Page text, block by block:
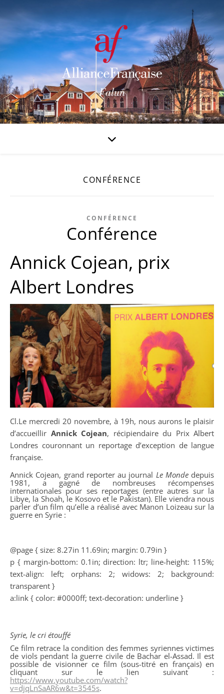
CONFÉRENCE
CONFÉRENCE
Conférence
Annick Cojean, prix
Albert Londres
Cl.Le mercredi 20 novembre, à 19h, nous aurons le plaisir
d’accueillir Annick Cojean, récipiendaire du Prix Albert
Londres couronnant un reportage d’exception de langue
française.
Annick Cojean, grand reporter au journal Le Mondedepuis
1981, a gagné de nombreuses récompenses
internationales pour ses reportages (entre autres sur la
Libye, la Shoah, le Kosovo et le Pakistan). Elle viendra nous
parler d’un film qu’elle a réalisé avec Manon Loizeau sur la
guerre en Syrie :
@page { size: 8.27in 11.69in; margin: 0.79in }
p { margin-bottom: 0.1in; direction: ltr; line-height: 115%;
text-align: left; orphans: 2; widows: 2; background:
transparent }
a:link { color: #0000ff; text-decoration: underline }
Syrie, le cri étouffé
Ce film retrace la condition des femmes syriennes victimes
de viols pendant la guerre civile de Bachar el-Assad. Il est
possible de visionner ce film (sous-titré en français) en
cliquant sur le lien suivant :
https://www.youtube.com/watch?
v=djqLnSaAR6w&t=3545s.